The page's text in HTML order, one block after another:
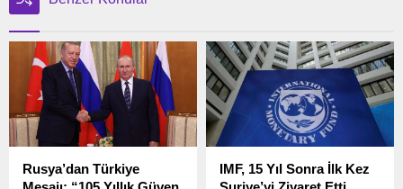
Rusya’dan Türkiye
IMF, 15 Yıl Sonra İlk Kez